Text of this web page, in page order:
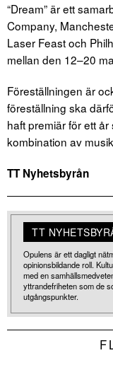
“Dream” är ett
Company,
Laser Feast och
mellan den 12–20
Föreställningen är
föreställning ska
haft premiär för ett
kombination av
TT Nyhetsbyrån
TT
Opulens är ett dagligt
opinionsbildande roll.
med en
yttrandefriheten som de
utgångspunkter.